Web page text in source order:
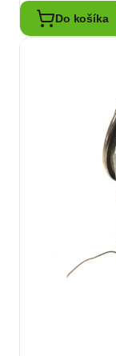
Do košíka